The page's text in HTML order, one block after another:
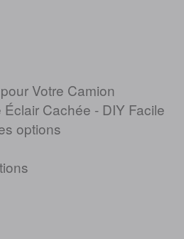
Votre Camion
Cachée - DIY Facile
options